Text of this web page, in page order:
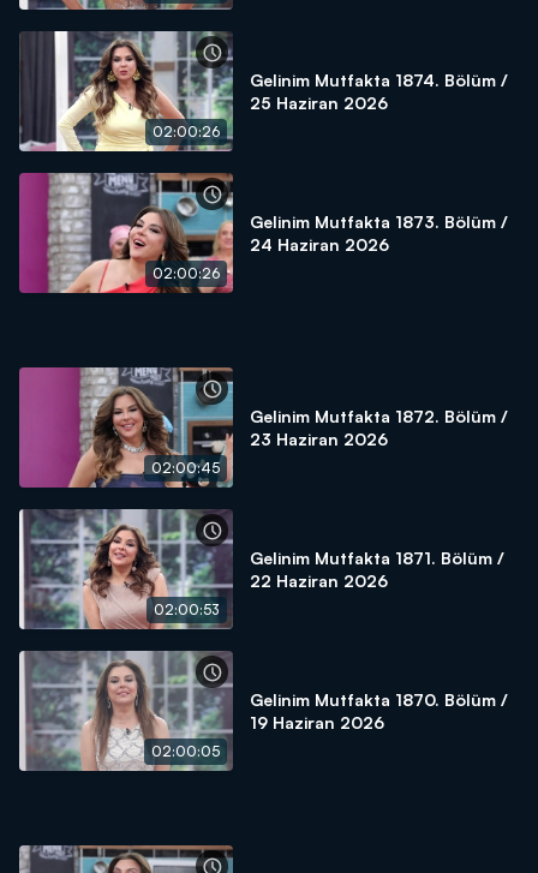
02:00:26
Gelinim Mutfakta 1874. Bölüm /
25 Haziran 2026
02:00:26
Gelinim Mutfakta 1873. Bölüm /
24 Haziran 2026
02:00:45
Gelinim Mutfakta 1872. Bölüm /
23 Haziran 2026
02:00:53
Gelinim Mutfakta 1871. Bölüm /
22 Haziran 2026
02:00:05
Gelinim Mutfakta 1870. Bölüm /
19 Haziran 2026